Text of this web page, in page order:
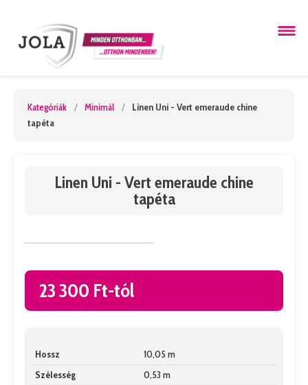
Kategóriák / Minimál /
Linen Uni - Vert emeraude chine
tapéta
Linen Uni - Vert emeraude chine
tapéta
23 300 Ft-tól
Hossz
10,05 m
Szélesség
0,53 m